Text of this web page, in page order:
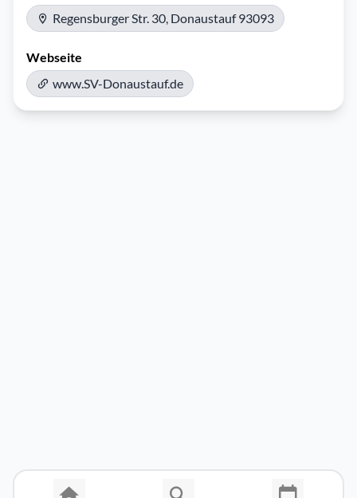
Regensburger Str. 30, Donaustauf 93093
Webseite
www.SV-Donaustauf.de